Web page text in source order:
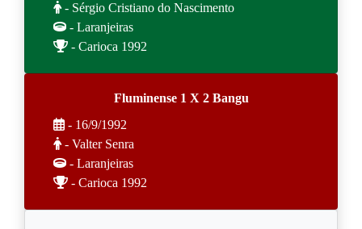
- Sérgio Cristiano do Nascimento
- Laranjeiras
- Carioca 1992
Fluminense 1 X 2 Bangu
- 16/9/1992
- Valter Senra
- Laranjeiras
- Carioca 1992